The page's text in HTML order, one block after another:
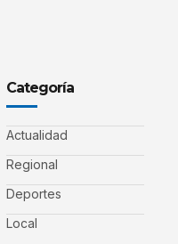
Categoría
Actualidad
Regional
Deportes
Local